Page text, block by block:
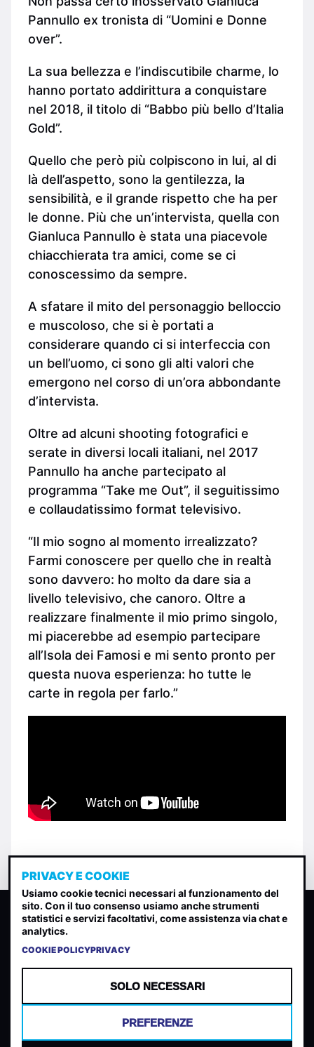
Pannullo ex tronista di “Uomini e Donne
over”.
La sua bellezza e l’indiscutibile charme, lo
hanno portato addirittura a conquistare
nel 2018, il titolo di “Babbo più bello d’Italia
Gold”.
Quello che però più colpiscono in lui, al di
là dell’aspetto, sono la gentilezza, la
sensibilità, e il grande rispetto che ha per
le donne. Più che un’intervista, quella con
Gianluca Pannullo è stata una piacevole
chiacchierata tra amici, come se ci
conoscessimo da sempre.
A sfatare il mito del personaggio belloccio
e muscoloso, che si è portati a
considerare quando ci si interfeccia con
un bell’uomo, ci sono gli alti valori che
emergono nel corso di un’ora abbondante
d’intervista.
Oltre ad alcuni shooting fotografici e
serate in diversi locali italiani, nel 2017
Pannullo ha anche partecipato al
programma “Take me Out”, il seguitissimo
e collaudatissimo format televisivo.
“Il mio sogno al momento irrealizzato?
Farmi conoscere per quello che in realtà
sono davvero: ho molto da dare sia a
livello televisivo, che canoro. Oltre a
realizzare finalmente il mio primo singolo,
mi piacerebbe ad esempio partecipare
all’Isola dei Famosi e mi sento pronto per
questa nuova esperienza: ho tutte le
carte in regola per farlo.”
CLASSIFICA INDIE
Classifica per indice di gradimento generata dall analisi di
TERMINI E CONDIZIONI PRIVACY POLICY
COOKIES PREFERENZE COOKIES
PRIVACY E COOKIE
Usiamo cookie tecnici necessari al funzionamento del
sito. Con il tuo consenso usiamo anche strumenti
statistici e servizi facoltativi, come assistenza via chat e
analytics.
COOKIE POLICYPRIVACY
SOLO NECESSARI
PREFERENZE